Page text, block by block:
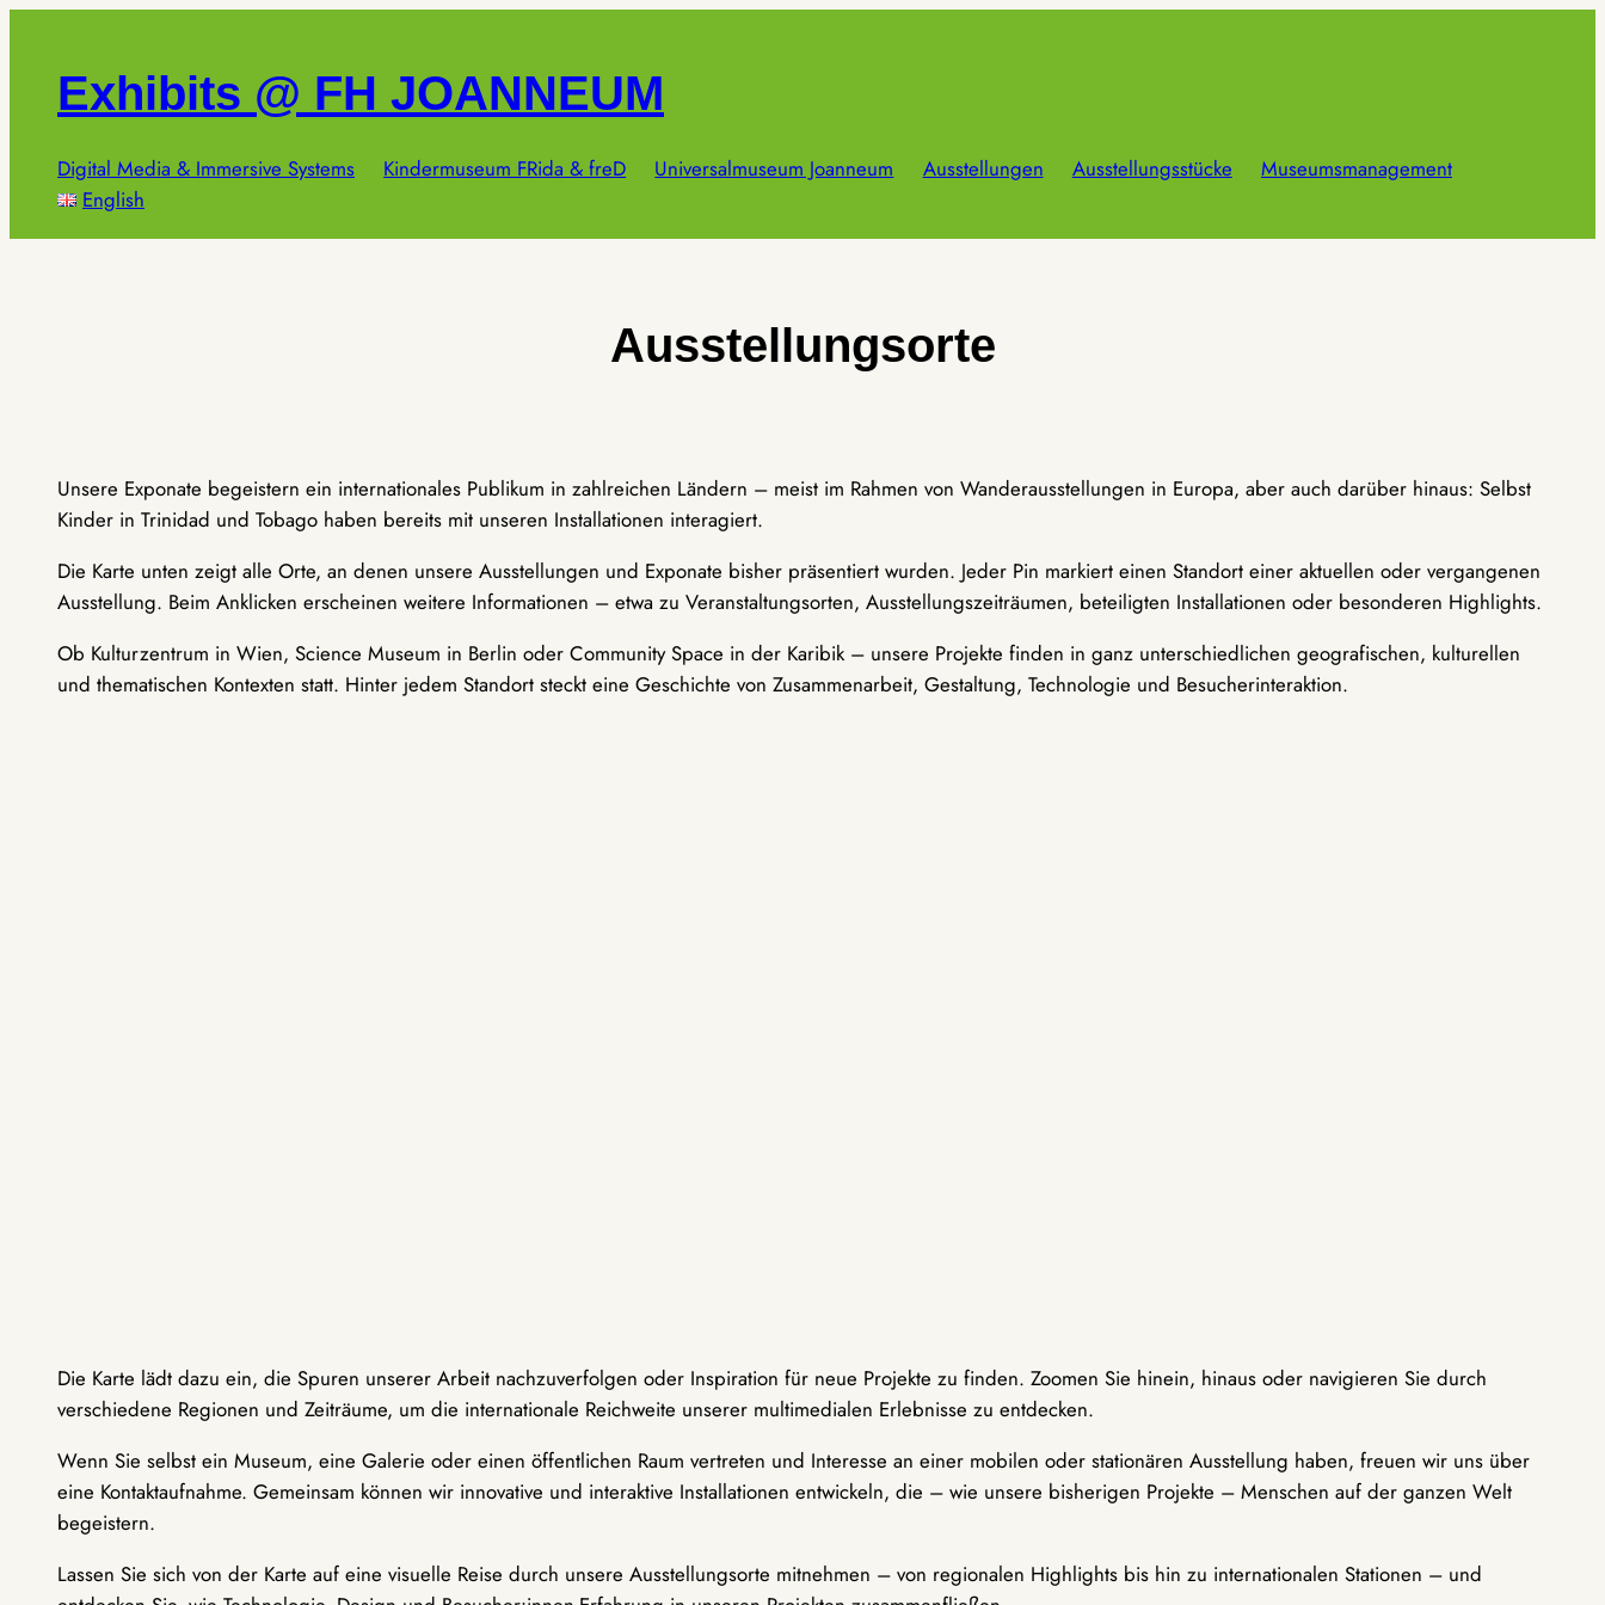
springenExhibits @ FH JOANNEUM
Digital Media & Immersive Systems Kindermuseum FRida & freD Universalmuseum Joanneum Ausstellungen Ausstellungsstücke
Museumsmanagement
English
Ausstellungsorte
Unsere Exponate begeistern ein internationales Publikum in zahlreichen Ländern – meist im Rahmen von Wanderausstellungen in Europa, aber auch darüber hinaus: Selbst
Kinder in Trinidad und Tobago haben bereits mit unseren Installationen interagiert.
Die Karte unten zeigt alle Orte, an denen unsere Ausstellungen und Exponate bisher präsentiert wurden. Jeder Pin markiert einen Standort einer aktuellen oder vergangenen
Ausstellung. Beim Anklicken erscheinen weitere Informationen – etwa zu Veranstaltungsorten, Ausstellungszeiträumen, beteiligten Installationen oder besonderen Highlights.
Ob Kulturzentrum in Wien, Science Museum in Berlin oder Community Space in der Karibik – unsere Projekte finden in ganz unterschiedlichen geografischen, kulturellen
und thematischen Kontexten statt. Hinter jedem Standort steckt eine Geschichte von Zusammenarbeit, Gestaltung, Technologie und Besucherinteraktion.
Die Karte lädt dazu ein, die Spuren unserer Arbeit nachzuverfolgen oder Inspiration für neue Projekte zu finden. Zoomen Sie hinein, hinaus oder navigieren Sie durch
verschiedene Regionen und Zeiträume, um die internationale Reichweite unserer multimedialen Erlebnisse zu entdecken.
Wenn Sie selbst ein Museum, eine Galerie oder einen öffentlichen Raum vertreten und Interesse an einer mobilen oder stationären Ausstellung haben, freuen wir uns über
eine Kontaktaufnahme. Gemeinsam können wir innovative und interaktive Installationen entwickeln, die – wie unsere bisherigen Projekte – Menschen auf der ganzen Welt
begeistern.
Lassen Sie sich von der Karte auf eine visuelle Reise durch unsere Ausstellungsorte mitnehmen – von regionalen Highlights bis hin zu internationalen Stationen – und